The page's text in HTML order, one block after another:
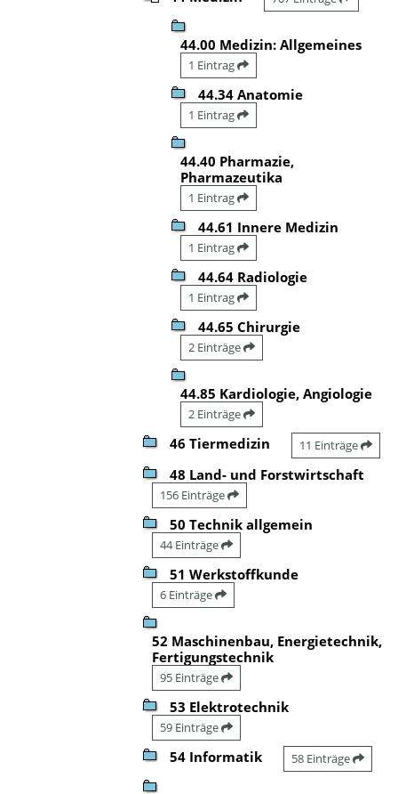
44.00 Medizin: Allgemeines
1 Eintrag
44.34 Anatomie
1 Eintrag
44.40 Pharmazie,
Pharmazeutika
1 Eintrag
44.61 Innere Medizin
1 Eintrag
44.64 Radiologie
1 Eintrag
44.65 Chirurgie
2 Einträge
44.85 Kardiologie, Angiologie
2 Einträge
46 Tiermedizin 11 Einträge
48 Land- und Forstwirtschaft
156 Einträge
50 Technik allgemein
44 Einträge
51 Werkstoffkunde
6 Einträge
52 Maschinenbau, Energietechnik,
Fertigungstechnik
95 Einträge
53 Elektrotechnik
59 Einträge
54 Informatik 58 Einträge